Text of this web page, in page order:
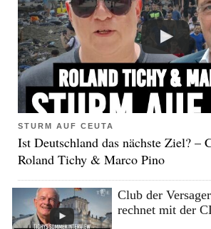
STURM AUF CEUTA
Ist Deutschland das nächste Ziel? –
Roland Tichy & Marco Pino
Club der
rechnet mit der